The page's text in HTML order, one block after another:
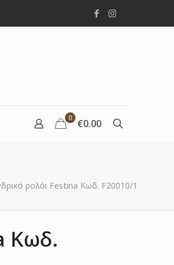
0 €0.00
ρολόι Festina Κωδ. F20010/1
Κωδ.